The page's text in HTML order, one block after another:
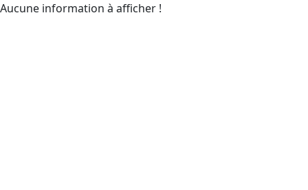
Aucune information à afficher !